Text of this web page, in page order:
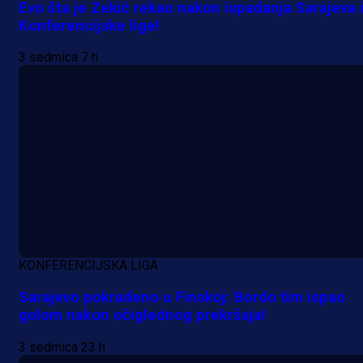
Evo šta je Zekić rekao nakon ispadanja Sarajeva
Konferencijske lige!
3 sedmica 7 h
KONFERENCIJSKA LIGA
Sarajevo pokradeno u Finskoj: Bordo tim ispao
golom nakon očiglednog prekršaja!
3 sedmica 23 h